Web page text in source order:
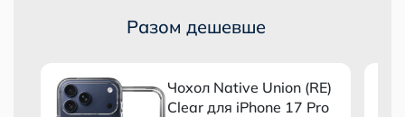
Разом дешевше
Чохол Native Union (RE)
Clear для iPhone 17 Pro